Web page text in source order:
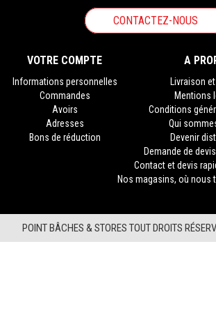
CONTACTEZ-NOUS
VOTRE COMPTE
Informations personnelles
Commandes
Avoirs
Adresses
Bons de réduction
A
Livraison
Mentions
Conditions
Qui
Devenir
Demande de
Contact et devis
Nos magasins, où nous
POINT BÂCHES & STORES TOUT DROITS